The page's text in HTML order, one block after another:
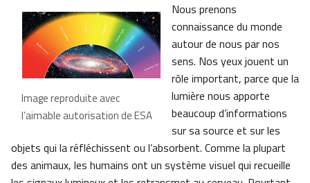
Image reproduite avec
l’aimable autorisation de ESA
Nous prenons
connaissance du monde
autour de nous par nos
sens. Nos yeux jouent un
rôle important, parce que la
lumière nous apporte
beaucoup d’informations
sur sa source et sur les
objets qui la réfléchissent ou l’absorbent. Comme la plupart
des animaux, les humains ont un système visuel qui recueille